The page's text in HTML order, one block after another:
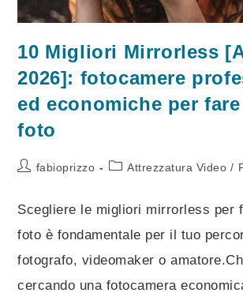
10 Migliori Mirrorless
2026]: fotocamere
ed economiche per
foto
Autorefabioprizzo
Categoria
Attrezzatura Video /
Scegliere le migliori mirrorless per
foto è fondamentale per il tuo
fotografo, videomaker o
cercando una fotocamera